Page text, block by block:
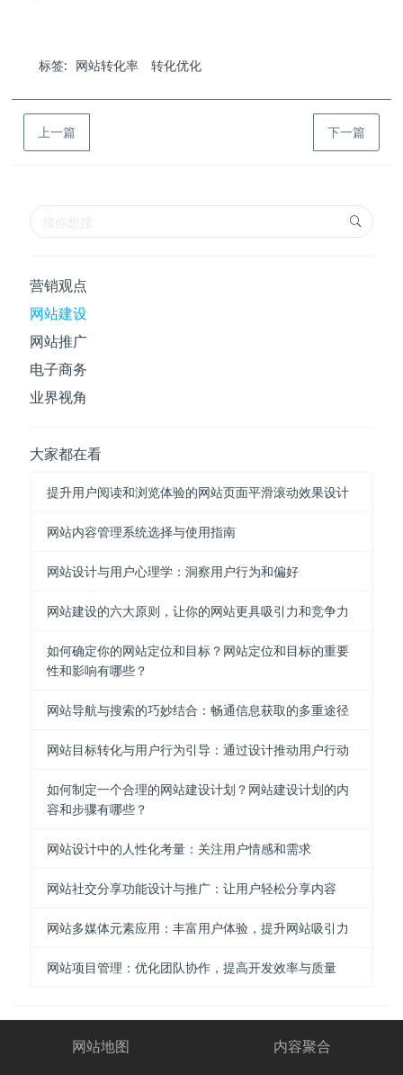
标签: 网站转化率 转化优化
上一篇 下一篇
营销观点
网站建设
网站推广
电子商务
业界视角
大家都在看
提升用户阅读和浏览体验的网站页面平滑滚动效果设计
网站内容管理系统选择与使用指南
网站设计与用户心理学：洞察用户行为和偏好
网站建设的六大原则，让你的网站更具吸引力和竞争力
如何确定你的网站定位和目标？网站定位和目标的重要
性和影响有哪些？
网站导航与搜索的巧妙结合：畅通信息获取的多重途径
网站目标转化与用户行为引导：通过设计推动用户行动
如何制定一个合理的网站建设计划？网站建设计划的内
容和步骤有哪些？
网站设计中的人性化考量：关注用户情感和需求
网站社交分享功能设计与推广：让用户轻松分享内容
网站多媒体元素应用：丰富用户体验，提升网站吸引力
网站项目管理：优化团队协作，提高开发效率与质量
网站地图 内容聚合